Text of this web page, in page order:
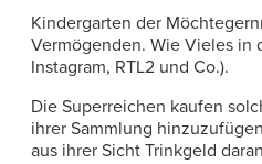
Kindergarten der
Vermögenden. Wie Vieles in
Instagram, RTL2 und Co.).
Die Superreichen kaufen
ihrer Sammlung
aus ihrer Sicht Trinkgeld